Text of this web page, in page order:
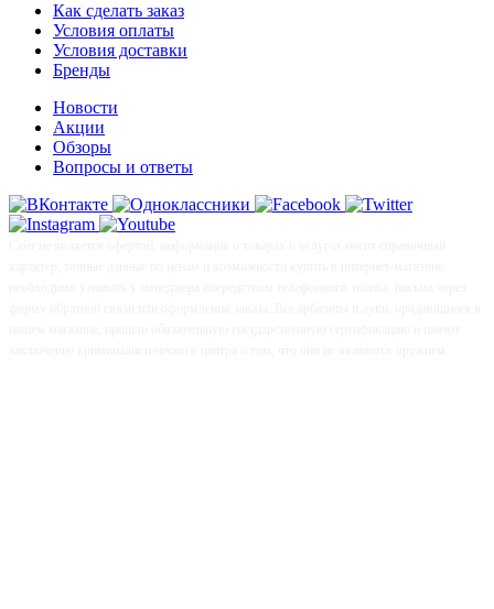
Как сделать заказ
Условия оплаты
Условия доставки
Бренды
Новости
Акции
Обзоры
Вопросы и ответы